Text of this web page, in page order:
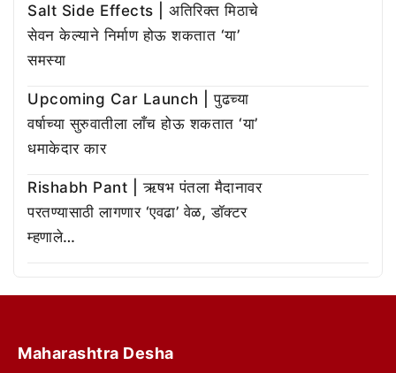
Salt Side Effects | अतिरिक्त मिठाचे
सेवन केल्याने निर्माण होऊ शकतात ‘या’
समस्या
Upcoming Car Launch | पुढच्या
वर्षाच्या सुरुवातीला लाँच होऊ शकतात ‘या’
धमाकेदार कार
Rishabh Pant | ऋषभ पंतला मैदानावर
परतण्यासाठी लागणार ‘एवढा’ वेळ, डॉक्टर
म्हणाले…
Maharashtra Desha